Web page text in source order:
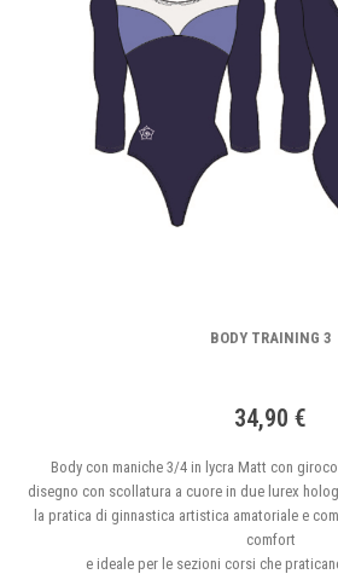
BODY TRAINING 3
34,90 €
Body con maniche 3/4 in lycra Matt con
disegno con scollatura a cuore in due lurex
la pratica di ginnastica artistica amatoriale e
comfort
e ideale per le sezioni corsi che